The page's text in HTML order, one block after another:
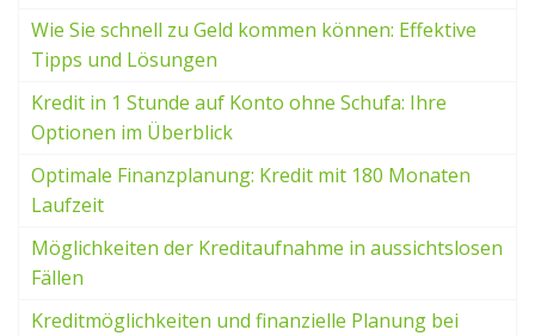
Wie Sie schnell zu Geld kommen können: Effektive
Tipps und Lösungen
Kredit in 1 Stunde auf Konto ohne Schufa: Ihre
Optionen im Überblick
Optimale Finanzplanung: Kredit mit 180 Monaten
Laufzeit
Möglichkeiten der Kreditaufnahme in aussichtslosen
Fällen
Kreditmöglichkeiten und finanzielle Planung bei